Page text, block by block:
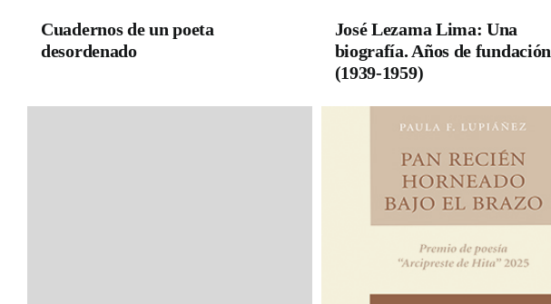
Cuadernos de un poeta
desordenado
José Lezama Lima: Una
biografía. Años de fundación
(1939-1959)